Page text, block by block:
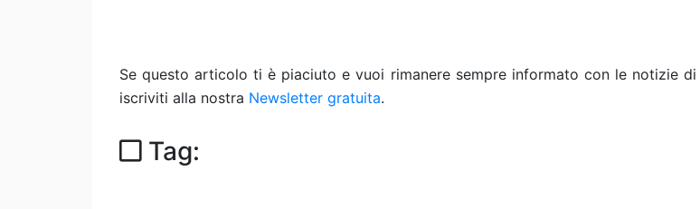
Se questo articolo ti è piaciuto e vuoi rimanere sempre informato con le notizie di
iscriviti alla nostra Newsletter gratuita.
Tag: